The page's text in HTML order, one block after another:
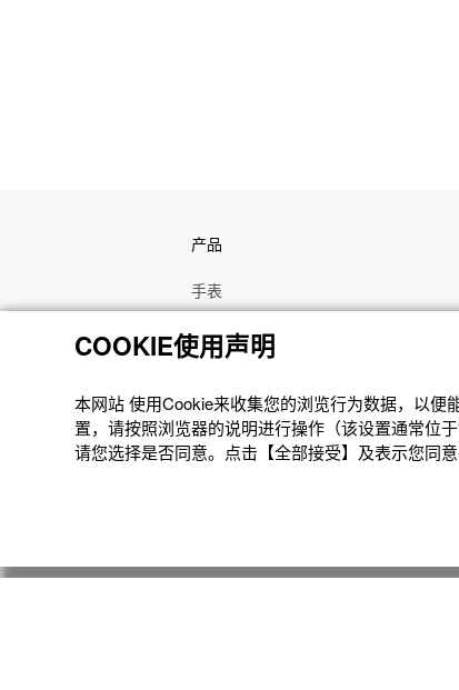
产品
手表
函数计算器
办公计算器
电子辞典
COOKIE使用声明
本网站 使⽤Cookie来收集您的浏览⾏为数据，以
置，请按照浏览器的说明进⾏操作（该设置通常位
请您选择是否同意。点击【全部接受】及表示您同